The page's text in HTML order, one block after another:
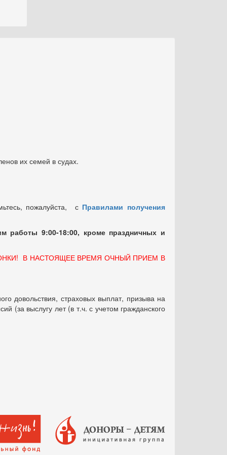
их семей в судах.
пожалуйста, с Правилами получения
работы 9:00-18:00, кроме праздничных и
В НАСТОЯЩЕЕ ВРЕМЯ ОЧНЫЙ ПРИЕМ В
довольствия, страховых выплат, призыва на
(за выслугу лет (в т.ч. с учетом гражданского